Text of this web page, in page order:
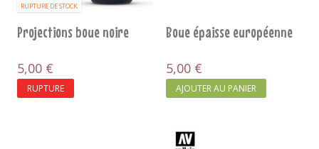
RUPTURE DE STOCK
Projections boue noire
5,00 €
RUPTURE
Boue épaisse européenne
5,00 €
AJOUTER AU PANIER